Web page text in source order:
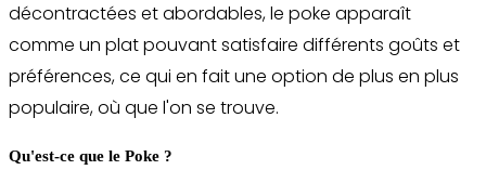
décontractées et abordables, le poke apparaît
comme un plat pouvant satisfaire différents goûts et
préférences, ce qui en fait une option de plus en plus
populaire, où que l'on se trouve.
Qu'est-ce que le Poke ?